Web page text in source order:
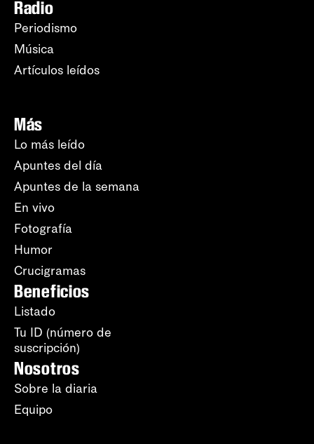
Radio
Periodismo
Música
Artículos leídos
Más
Lo más leído
Apuntes del día
Apuntes de la semana
En vivo
Fotografía
Humor
Crucigramas
Beneficios
Listado
Tu ID (número de
suscripción)
Nosotros
Sobre la diaria
Equipo